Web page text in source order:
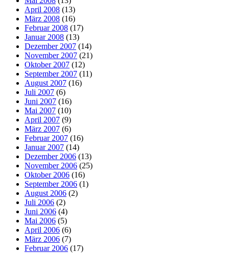
April 2008 (13)
März 2008 (16)
Februar 2008 (17)
Januar 2008 (13)
Dezember 2007 (14)
November 2007 (21)
Oktober 2007 (12)
September 2007 (11)
August 2007 (16)
Juli 2007 (6)
Juni 2007 (16)
Mai 2007 (10)
April 2007 (9)
März 2007 (6)
Februar 2007 (16)
Januar 2007 (14)
Dezember 2006 (13)
November 2006 (25)
Oktober 2006 (16)
September 2006 (1)
August 2006 (2)
Juli 2006 (2)
Juni 2006 (4)
Mai 2006 (5)
April 2006 (6)
März 2006 (7)
Februar 2006 (17)